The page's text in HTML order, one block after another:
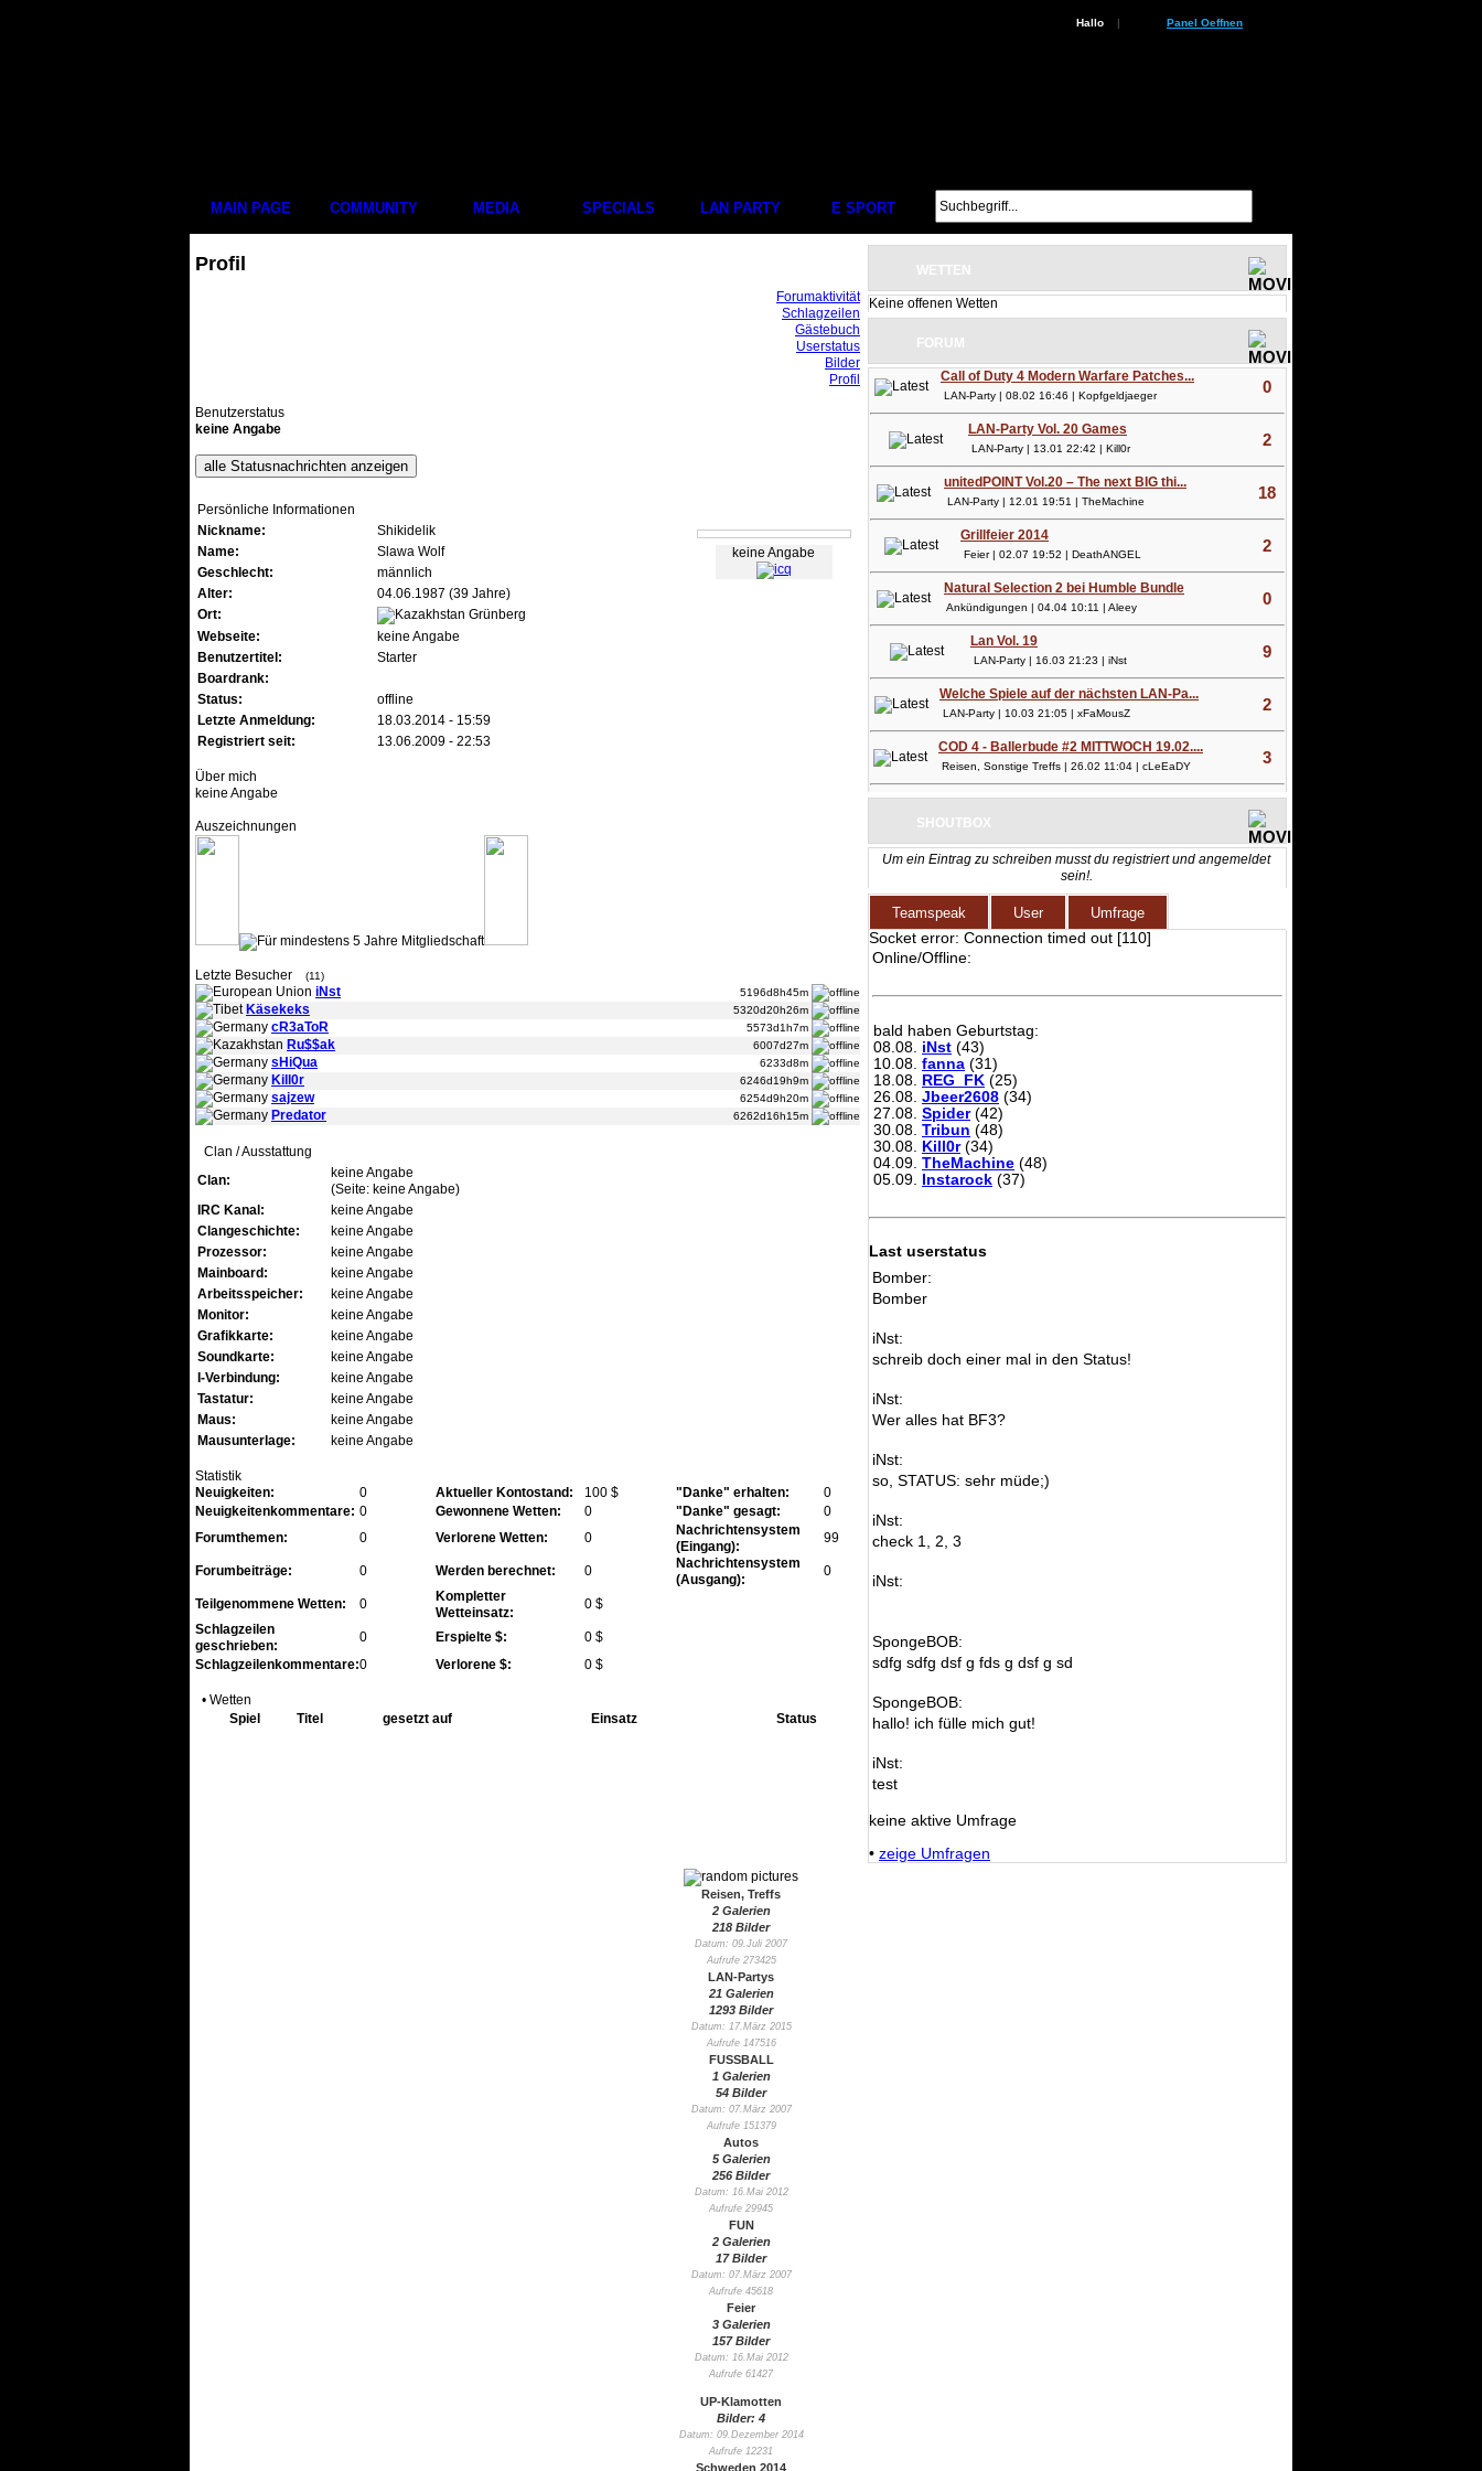
Hallo | Panel Oeffnen
MAIN PAGE COMMUNITY MEDIA SPECIALS LAN PARTY E SPORT
Profil
Forumaktivität
Schlagzeilen
Gästebuch
Userstatus
Bilder
Profil
Benutzerstatus
keine Angabe
Persönliche Informationen
Nickname:
Shikidelik
keine Angabe
Name:
Slawa Wolf
Geschlecht:
männlich
Alter:
04.06.1987 (39 Jahre)
Ort:
Grünberg
Webseite:
keine Angabe
Benutzertitel:
Starter
Boardrank:
Status:
offline
Letzte Anmeldung:
18.03.2014 - 15:59
Registriert seit:
13.06.2009 - 22:53
Über mich
keine Angabe
Auszeichnungen
Letzte Besucher (11)
iNst 5196d8h45m
Käsekeks 5320d20h26m
cR3aToR 5573d1h7m
Ru$$ak 6007d27m
sHiQua 6233d8m
Kill0r 6246d19h9m
sajzew 6254d9h20m
Predator 6262d16h15m
Clan / Ausstattung
Clan:
keine Angabe
(Seite: keine Angabe)
IRC Kanal:
keine Angabe
Clangeschichte:
keine Angabe
Prozessor:
keine Angabe
Mainboard:
keine Angabe
Arbeitsspeicher:
keine Angabe
Monitor:
keine Angabe
Grafikkarte:
keine Angabe
Soundkarte:
keine Angabe
I-Verbindung:
keine Angabe
Tastatur:
keine Angabe
Maus:
keine Angabe
Mausunterlage:
keine Angabe
Statistik
Neuigkeiten:
0 Aktueller Kontostand: 100 $ "Danke" erhalten:
0
Neuigkeitenkommentare: 0 Gewonnene Wetten: 0 "Danke" gesagt:
0
Forumthemen:
0 Verlorene Wetten: 0
Nachrichtensystem
(Eingang):
99
Forumbeiträge: 0 Werden berechnet: 0
Nachrichtensystem
(Ausgang):
0
Teilgenommene Wetten: 0
Kompletter
Wetteinsatz:
0 $
Schlagzeilen
geschrieben:
0 Erspielte $:
0 $
Schlagzeilenkommentare:0 Verlorene $: 0 $
• Wetten
Spiel
Titel gesetzt auf Einsatz Status
WETTEN
Keine offenen Wetten
FORUM
Call of Duty 4 Modern Warfare Patches...
0
LAN-Party | 08.02 16:46 | Kopfgeldjaeger
LAN-Party Vol. 20 Games
2
LAN-Party | 13.01 22:42 | Kill0r
unitedPOINT Vol.20 – The next BIG thi...
18
LAN-Party | 12.01 19:51 | TheMachine
Grillfeier 2014
2
Feier | 02.07 19:52 | DeathANGEL
Natural Selection 2 bei Humble Bundle
0
Ankündigungen | 04.04 10:11 | Aleey
Lan Vol. 19
9
LAN-Party | 16.03 21:23 | iNst
Welche Spiele auf der nächsten LAN-Pa...
2
LAN-Party | 10.03 21:05 | xFaMousZ
COD 4 - Ballerbude #2 MITTWOCH 19.02....
3
Reisen, Sonstige Treffs | 26.02 11:04 | cLeEaDY
SHOUTBOX
Um ein Eintrag zu schreiben musst du registriert und angemeldet
sein!.
Teamspeak User Umfrage
Socket error: Connection timed out [110]
Online/Offline:
bald haben Geburtstag:
08.08. iNst (43)
10.08. fanna (31)
18.08. REG_FK (25)
26.08. Jbeer2608 (34)
27.08. Spider(42)
30.08. Tribun (48)
30.08. Kill0r(34)
04.09. TheMachine (48)
05.09. Instarock (37)
Last userstatus
Bomber:
Bomber
iNst:
schreib doch einer mal in den Status!
iNst:
Wer alles hat BF3?
iNst:
so, STATUS: sehr müde;)
iNst:
check 1, 2, 3
iNst:
SpongeBOB:
sdfg sdfg dsf g fds g dsf g sd
SpongeBOB:
hallo! ich fülle mich gut!
iNst:
test
keine aktive Umfrage
• zeige Umfragen
Reisen, Treffs
2 Galerien
218 Bilder
Datum: 09.Juli 2007
Aufrufe 273425
LAN-Partys
21 Galerien
1293 Bilder
Datum: 17.März 2015
Aufrufe 147516
FUSSBALL
1 Galerien
54 Bilder
Datum: 07.März 2007
Aufrufe 151379
Autos
5 Galerien
256 Bilder
Datum: 16.Mai 2012
Aufrufe 29945
FUN
2 Galerien
17 Bilder
Datum: 07.März 2007
Aufrufe 45618
Feier
3 Galerien
157 Bilder
Datum: 16.Mai 2012
Aufrufe 61427
UP-Klamotten
Bilder: 4
Datum: 09.Dezember 2014
Aufrufe 12231
Schweden 2014